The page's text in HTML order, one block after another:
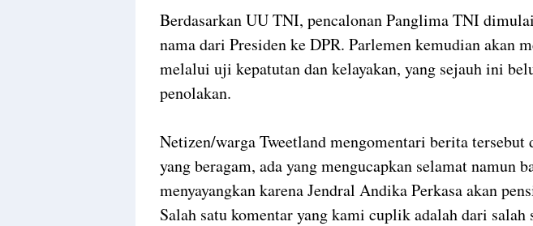
Berdasarkan UU TNI, pencalonan Panglima TNI
nama dari Presiden ke DPR. Parlemen kemudian akan
melalui uji kepatutan dan kelayakan, yang sejauh ini
penolakan.
Netizen/warga Tweetland mengomentari berita tersebut
yang beragam, ada yang mengucapkan selamat namun
menyayangkan karena Jendral Andika Perkasa akan
Salah satu komentar yang kami cuplik adalah dari salah